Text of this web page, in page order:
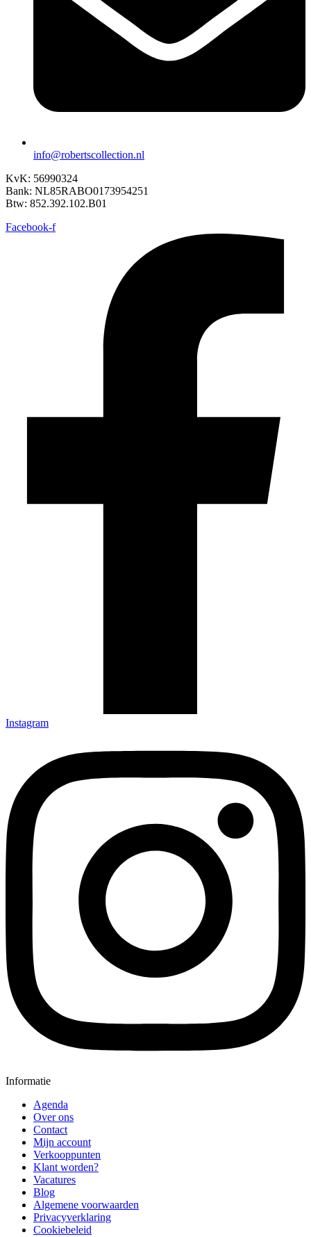
info@robertscollection.nl
KvK: 56990324
Bank: NL85RABO0173954251
Btw: 852.392.102.B01
Facebook-f
Instagram
Informatie
Agenda
Over ons
Contact
Mijn account
Verkooppunten
Klant worden?
Vacatures
Blog
Algemene voorwaarden
Privacyverklaring
Cookiebeleid